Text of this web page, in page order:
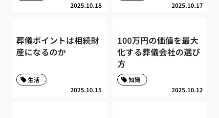
2025.10.18 2025.10.17
葬儀ポイントは相続財
産になるのか
2025.10.15
生活
100万円の価値を最大
化する葬儀会社の選び
方
2025.10.12
知識